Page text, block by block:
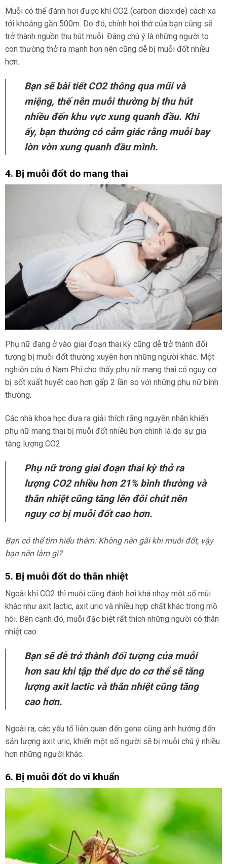
Muỗi có thể đánh hơi được khí CO2 (carbon dioxide) cách xa
tới khoảng gần 500m. Do đó, chính hơi thở của bạn cũng sẽ
trở thành nguồn thu hút muỗi. Đáng chú ý là những người to
con thường thở ra mạnh hơn nên cũng dễ bị muỗi đốt nhiều
hơn.
Bạn sẽ bài tiết CO2 thông qua mũi và
miệng, thế nên muỗi thường bị thu hút
nhiều đến khu vực xung quanh đầu. Khi
ấy, bạn thường có cảm giác rằng muỗi bay
lờn vờn xung quanh đầu mình.
4. Bị muỗi đốt do mang thai
Phụ nữ đang ở vào giai đoạn thai kỳ cũng dễ trở thành đối
tượng bị muỗi đốt thường xuyên hơn những người khác. Một
nghiên cứu ở Nam Phi cho thấy phụ nữ mang thai có nguy cơ
bị sốt xuất huyết cao hơn gấp 2 lần so với những phụ nữ bình
thường.
Các nhà khoa học đưa ra giải thích rằng nguyên nhân khiến
phụ nữ mang thai bị muỗi đốt nhiều hơn chính là do sự gia
tăng lượng CO2.
Phụ nữ trong giai đoạn thai kỳ thở ra
lượng CO2 nhiều hơn 21% bình thường và
thân nhiệt cũng tăng lên đôi chút nên
nguy cơ bị muỗi đốt cao hơn.
Bạn có thể tìm hiểu thêm: Không nên gãi khi muỗi đốt, vậy
bạn nên làm gì?
5. Bị muỗi đốt do thân nhiệt
Ngoài khí CO2 thì muỗi cũng đánh hơi khá nhạy một số mùi
khác như axit lactic, axit uric và nhiều hợp chất khác trong mồ
hôi. Bên cạnh đó, muỗi đặc biệt rất thích những người có thân
nhiệt cao.
Bạn sẽ dễ trở thành đối tượng của muỗi
hơn sau khi tập thể dục do cơ thể sẽ tăng
lượng axit lactic và thân nhiệt cũng tăng
cao hơn.
Ngoài ra, các yếu tố liên quan đến gene cũng ảnh hưởng đến
sản lượng axit uric, khiến một số người sẽ bị muỗi chú ý nhiều
hơn những người khác.
6. Bị muỗi đốt do vi khuẩn